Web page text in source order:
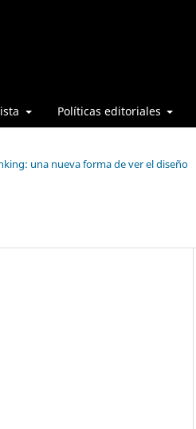
Políticas editoriales
una nueva forma de ver el diseño